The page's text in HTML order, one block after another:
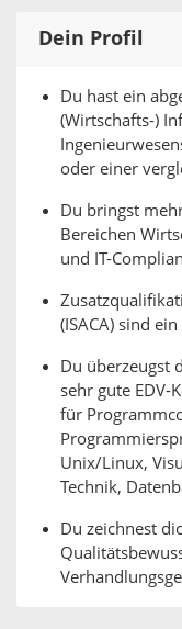
Dein Profil
Du hast ein
(Wirtschafts-)
oder einer
Du bringst
Bereichen
und IT-
(ISACA) sind
Du überzeugst
sehr gute EDV-
für
Unix/Linux,
Technik,
Du zeichnest